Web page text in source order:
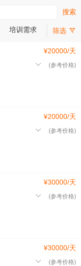
搜索
筛选
培训需求
¥20000/天
(参考价格)
¥20000/天
(参考价格)
¥30000/天
(参考价格)
¥30000/天
(参考价格)